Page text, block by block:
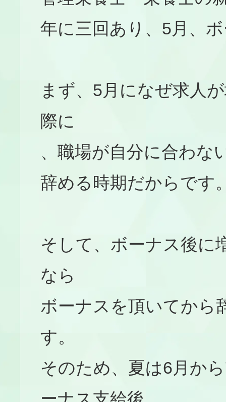
年に三回あり、5月、
まず、5月になぜ求人
際に
、職場が自分に合わな
辞める時期だからです
そして、ボーナス後に
なら
ボーナスを頂いてから
す。
そのため、夏は6月か